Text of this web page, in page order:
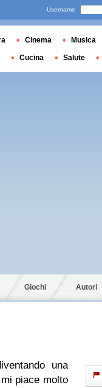
Giochi Autori
una
piace molto
Username
Cinema Musica
Cucina Salute